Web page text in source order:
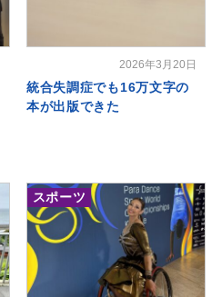
2026年3月20日
統合失調症でも16万文字の
本が出版できた
スポーツ